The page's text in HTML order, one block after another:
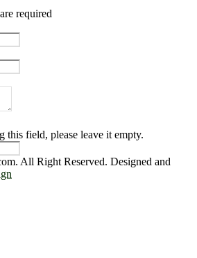
are required
this field, please leave it empty.
All Right Reserved. Designed and